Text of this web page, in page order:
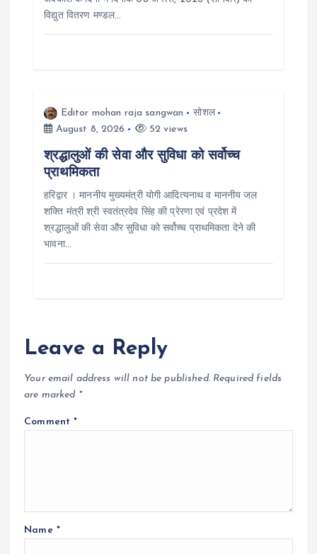
विद्युत वितरण मण्डल…
Editor mohan raja sangwan
सोशल
August 8, 2026
52 views
श्रद्धालुओं की सेवा और सुविधा को सर्वोच्च
प्राथमिकता
हरिद्वार । माननीय मुख्यमंत्री योगी आदित्यनाथ व माननीय जल
शक्ति मंत्री श्री स्वतंत्रदेव सिंह की प्रेरणा एवं प्रदेश में
श्रद्धालुओं की सेवा और सुविधा को सर्वोच्च प्राथमिकता देने की
भावना…
Leave a Reply
Your email address will not be published. Required fields
are marked *
Comment*
Name *